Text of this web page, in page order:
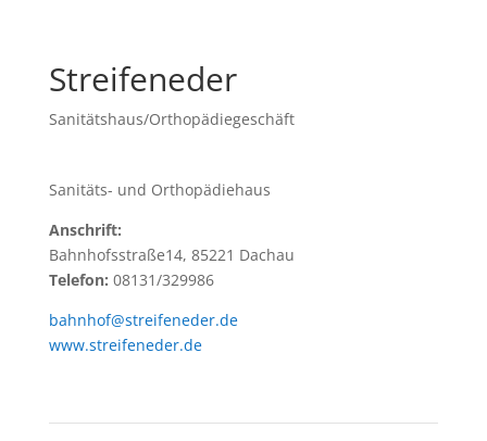
Streifeneder
Sanitätshaus/Orthopädiegeschäft
Sanitäts- und Orthopädiehaus
Anschrift:
Bahnhofsstraße14, 85221 Dachau
Telefon: 08131/329986
bahnhof@streifeneder.de
www.streifeneder.de